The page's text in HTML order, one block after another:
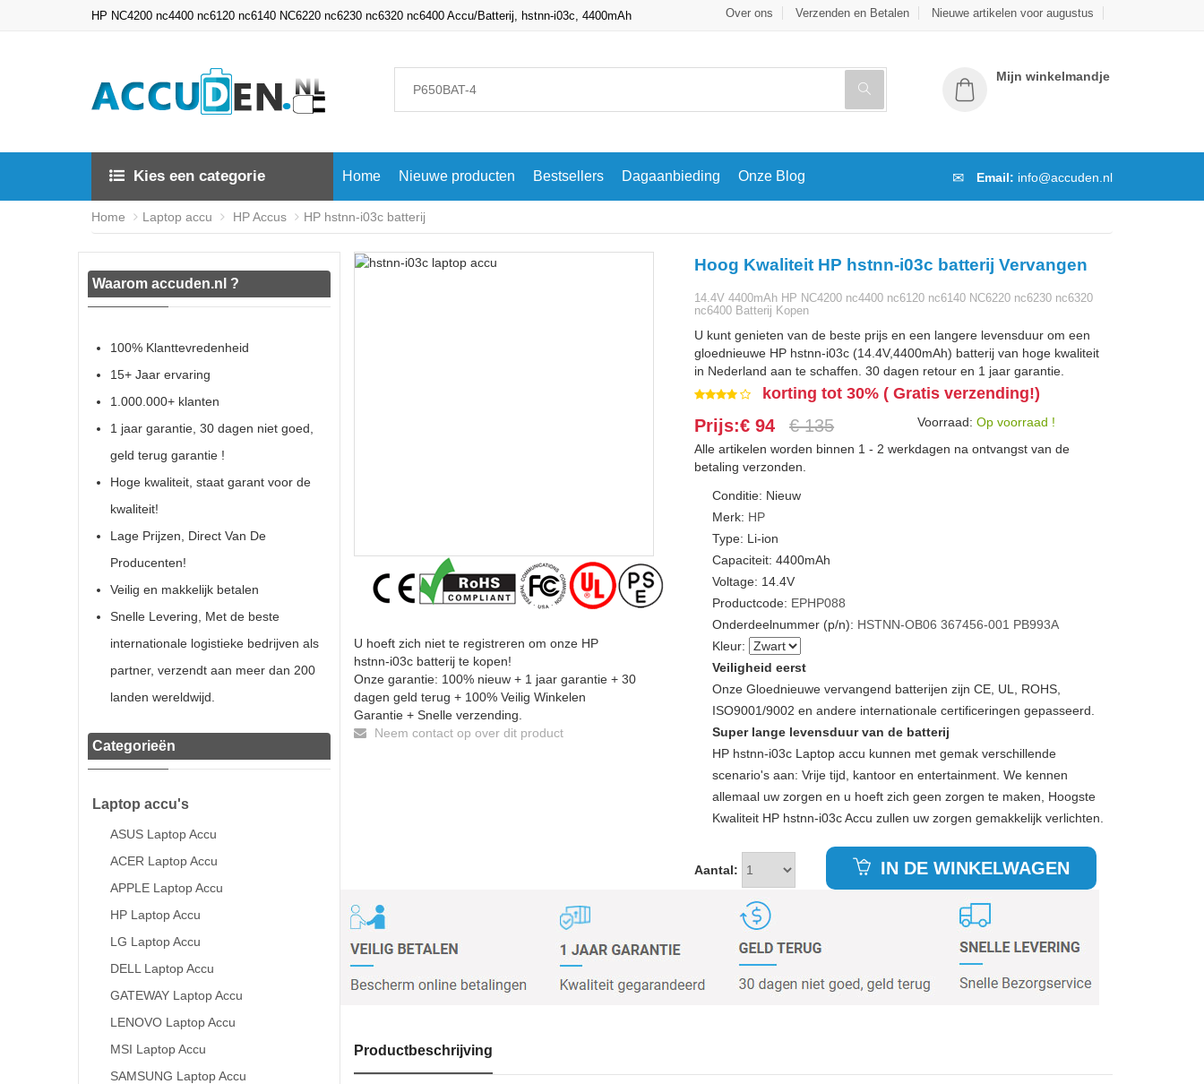
HP NC4200 nc4400 nc6120 nc6140 NC6220 nc6230 nc6320 nc6400 Accu/Batterij, hstnn-i03c, 4400mAh Over ons Verzenden en Betalen Nieuwe artikelen voor augustus
Mijn winkelmandje
Kies een categorie Home Nieuwe producten Bestsellers Dagaanbieding Onze Blog Email: info@accuden.nl
Home Laptop accu HP Accus HP hstnn-i03c batterij
Waarom accuden.nl ?
100% Klanttevredenheid
15+ Jaar ervaring
1.000.000+ klanten
1 jaar garantie, 30 dagen niet goed,
geld terug garantie !
Hoge kwaliteit, staat garant voor de
kwaliteit!
Lage Prijzen, Direct Van De
Producenten!
Veilig en makkelijk betalen
Snelle Levering, Met de beste
internationale logistieke bedrijven als
partner, verzendt aan meer dan 200
landen wereldwijd.
Categorieën
Laptop accu's
ASUS Laptop Accu
ACER Laptop Accu
APPLE Laptop Accu
HP Laptop Accu
LG Laptop Accu
DELL Laptop Accu
GATEWAY Laptop Accu
LENOVO Laptop Accu
MSI Laptop Accu
SAMSUNG Laptop Accu
U hoeft zich niet te registreren om onze HP
hstnn-i03c batterij te kopen!
Onze garantie: 100% nieuw + 1 jaar garantie + 30
dagen geld terug + 100% Veilig Winkelen
Garantie + Snelle verzending.
Neem contact op over dit product
Hoog Kwaliteit HP hstnn-i03c batterij Vervangen
14.4V 4400mAh HP NC4200 nc4400 nc6120 nc6140 NC6220 nc6230 nc6320
nc6400 Batterij Kopen
U kunt genieten van de beste prijs en een langere levensduur om een
gloednieuwe HP hstnn-i03c (14.4V,4400mAh) batterij van hoge kwaliteit
in Nederland aan te schaffen. 30 dagen retour en 1 jaar garantie.
korting tot 30% ( Gratis verzending!)
Prijs:€ 94 € 135 Voorraad: Op voorraad !
Alle artikelen worden binnen 1 - 2 werkdagen na ontvangst van de
betaling verzonden.
Conditie: Nieuw
Merk: HP
Type: Li-ion
Capaciteit: 4400mAh
Voltage: 14.4V
Productcode: EPHP088
Onderdeelnummer (p/n): HSTNN-OB06 367456-001 PB993A
Kleur:
Veiligheid eerst
Onze Gloednieuwe vervangend batterijen zijn CE, UL, ROHS,
ISO9001/9002 en andere internationale certificeringen gepasseerd.
Super lange levensduur van de batterij
HP hstnn-i03c Laptop accu kunnen met gemak verschillende
scenario's aan: Vrije tijd, kantoor en entertainment. We kennen
allemaal uw zorgen en u hoeft zich geen zorgen te maken, Hoogste
Kwaliteit HP hstnn-i03c Accu zullen uw zorgen gemakkelijk verlichten.
Aantal: IN DE WINKELWAGEN
Productbeschrijving